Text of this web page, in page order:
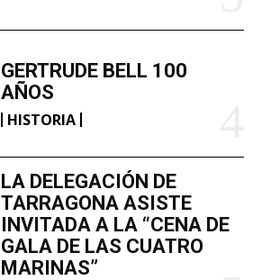
GERTRUDE BELL 100
AÑOS
HISTORIA
LA DELEGACIÓN DE
TARRAGONA ASISTE
INVITADA A LA “CENA DE
GALA DE LAS CUATRO
MARINAS”